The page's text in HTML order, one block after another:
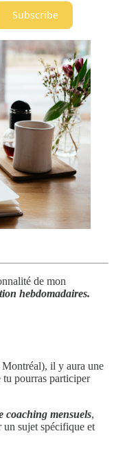
Subscribe
de mon
hebdomadaires.
Montréal), il y aura une
tu pourras participer
coaching mensuels,
un sujet spécifique et